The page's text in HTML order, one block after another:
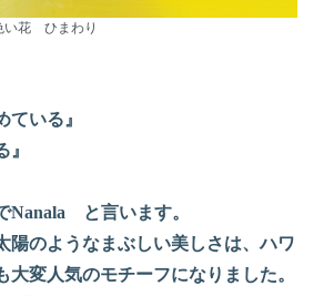
い花 ひまわり
ている』
』
Nanala と言います。
陽のようなまぶしい美しさは、ハワ
大変人気のモチーフになりました。